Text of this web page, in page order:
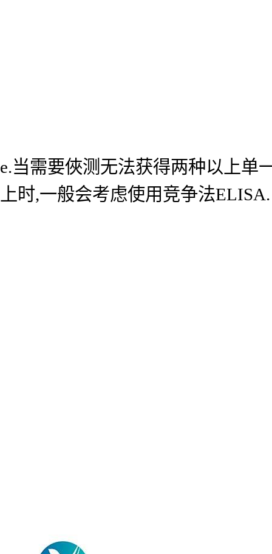
e.当需要俠测无法获得两种以上单
上时,一般会考虑使用竞争法ELISA.